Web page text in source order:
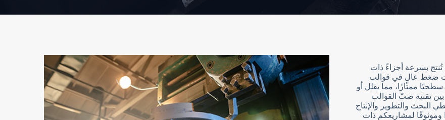
بسرعة أجزاءً ذات
ضغط عالٍ في قوالب
سطحيًا ممتازًا، مما يقلل أو
تقنية صبّ القوالب
البحث والتطوير والإنتاج
وموثوقًا لمشاريعكم ذات